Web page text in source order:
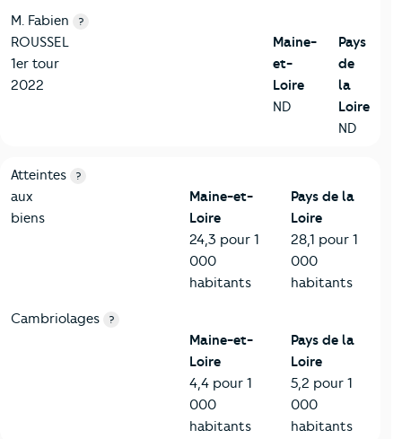
M. Fabien
ROUSSEL
1er tour
2022
?
Maine-
et-
Loire
ND
Pays
de
la
Loire
ND
7-Sécurité
Critères
Atteintes
aux
biens
?
Maine-et-
Loire
24,3 pour 1
000
habitants
Pays de la
Loire
28,1 pour 1
000
habitants
Cambriolages ?
Maine-et-
Loire
4,4 pour 1
000
habitants
Pays de la
Loire
5,2 pour 1
000
habitants